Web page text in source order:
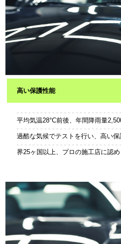
高い保護性能
平均気温28°C前後、年間降雨量
過酷な気候でテストを行い、高い
界25ヶ国以上、プロの施工店に認め